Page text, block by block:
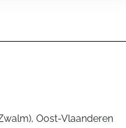
Oost-Vlaanderen